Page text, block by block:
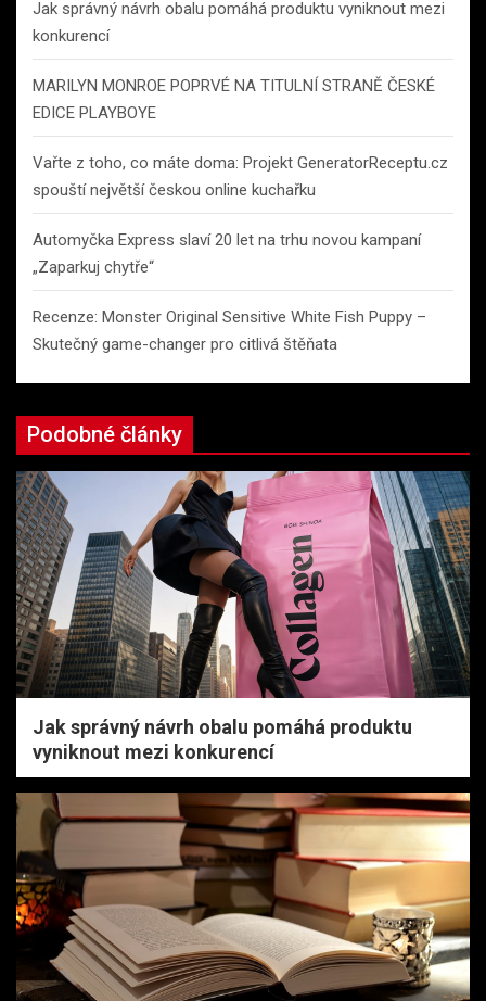
Jak správný návrh obalu pomáhá produktu vyniknout mezi
konkurencí
MARILYN MONROE POPRVÉ NA TITULNÍ STRANĚ ČESKÉ
EDICE PLAYBOYE
Vařte z toho, co máte doma: Projekt GeneratorReceptu.cz
spouští největší českou online kuchařku
Automyčka Express slaví 20 let na trhu novou kampaní
„Zaparkuj chytře“
Recenze: Monster Original Sensitive White Fish Puppy –
Skutečný game-changer pro citlivá štěňata
Podobné články
Jak správný návrh obalu pomáhá produktu
vyniknout mezi konkurencí